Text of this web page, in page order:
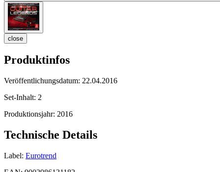
close
Produktinfos
Veröffentlichungsdatum: 22.04.2016
Set-Inhalt: 2
Produktionsjahr: 2016
Technische Details
Label: Eurotrend